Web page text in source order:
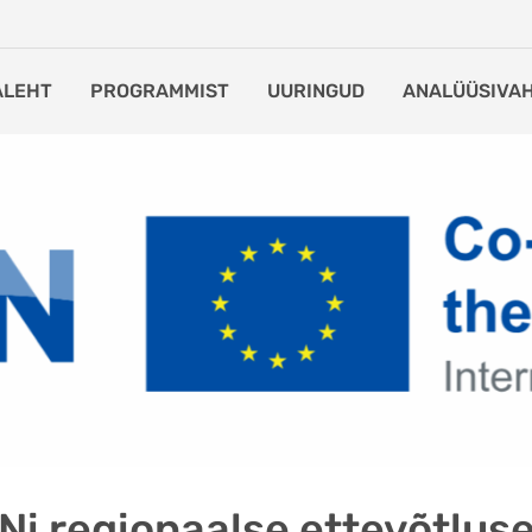
PROGRAMMIST UURINGUD